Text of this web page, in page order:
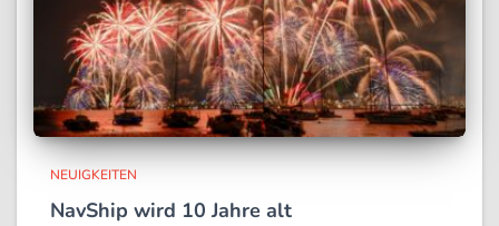
NEUIGKEITEN
NavShip wird 10 Jahre alt